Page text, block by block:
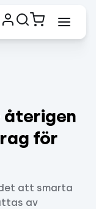
för
att smarta
av